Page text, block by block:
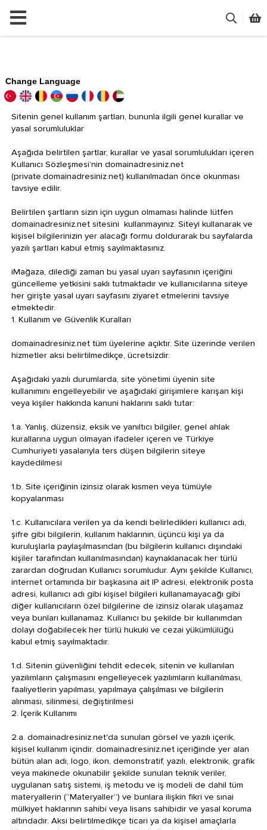
Change Language
Sitenin genel kullanım şartları, bununla ilgili genel kurallar ve
yasal sorumluluklar
Aşağıda belirtilen şartlar, kurallar ve yasal sorumlulukları içeren
Kullanıcı Sözleşmesi’nin domainadresiniz.net
(private.domainadresiniz.net) kullanılmadan önce okunması
tavsiye edilir.
Belirtilen şartların sizin için uygun olmaması halinde lütfen
domainadresiniz.net sitesini kullanmayınız. Siteyi kullanarak ve
kişisel bilgilerinizin yer alacağı formu doldurarak bu sayfalarda
yazılı şartları kabul etmiş sayılmaktasınız.
iMağaza, dilediği zaman bu yasal uyarı sayfasının içeriğini
güncelleme yetkisini saklı tutmaktadır ve kullanıcılarına siteye
her girişte yasal uyarı sayfasını ziyaret etmelerini tavsiye
etmektedir.
1. Kullanım ve Güvenlik Kuralları
domainadresiniz.net tüm üyelerine açıktır. Site üzerinde verilen
hizmetler aksi belirtilmedikçe, ücretsizdir.
Aşağıdaki yazılı durumlarda, site yönetimi üyenin site
kullanımını engelleyebilir ve aşağıdaki girişimlere karışan kişi
veya kişiler hakkında kanuni haklarını saklı tutar:
1.a. Yanlış, düzensiz, eksik ve yanıltıcı bilgiler, genel ahlak
kurallarına uygun olmayan ifadeler içeren ve Türkiye
Cumhuriyeti yasalarıyla ters düşen bilgilerin siteye
kaydedilmesi
1.b. Site içeriğinin izinsiz olarak kısmen veya tümüyle
kopyalanması
1.c. Kullanıcılara verilen ya da kendi belirledikleri kullanıcı adı,
şifre gibi bilgilerin, kullanım haklarının, üçüncü kişi ya da
kuruluşlarla paylaşılmasından (bu bilgilerin kullanıcı dışındaki
kişiler tarafından kullanılmasından) kaynaklanacak her türlü
zarardan doğrudan Kullanıcı sorumludur. Aynı şekilde Kullanıcı,
internet ortamında bir başkasına ait IP adresi, elektronik posta
adresi, kullanıcı adı gibi kişisel bilgileri kullanamayacağı gibi
diğer kullanıcıların özel bilgilerine de izinsiz olarak ulaşamaz
veya bunları kullanamaz. Kullanıcı bu şekilde bir kullanımdan
dolayı doğabilecek her türlü hukuki ve cezai yükümlülüğü
kabul etmiş sayılmaktadır.
1.d. Sitenin güvenliğini tehdit edecek, sitenin ve kullanılan
yazılımların çalışmasını engelleyecek yazılımların kullanılması,
faaliyetlerin yapılması, yapılmaya çalışılması ve bilgilerin
alınması, silinmesi, değiştirilmesi
2. İçerik Kullanımı
2.a. domainadresiniz.net'da sunulan görsel ve yazılı içerik,
kişisel kullanım içindir. domainadresiniz.net içeriğinde yer alan
bütün alan adı, logo, ikon, demonstratif, yazılı, elektronik, grafik
veya makinede okunabilir şekilde sunulan teknik veriler,
uygulanan satış sistemi, iş metodu ve iş modeli de dahil tüm
materyallerin (“Materyaller”) ve bunlara ilişkin fikri ve sınai
mülkiyet haklarının sahibi veya lisans sahibidir ve yasal koruma
altındadır. Aksi belirtilmedikçe ticari ya da kişisel amaçlarla